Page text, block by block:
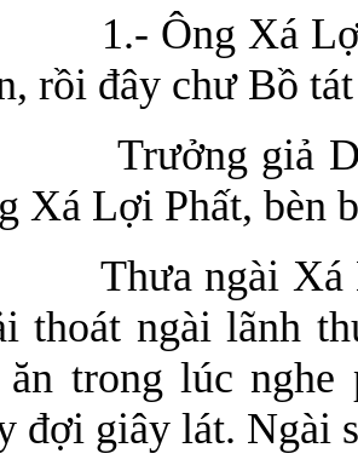
1.- Ông Xá
rồi đây chư Bồ
Trưởng giả
Xá Lợi Phất, bèn
Thưa ngài
thoát ngài lãnh
ăn trong lúc nghe
đợi giây lát. Ngài